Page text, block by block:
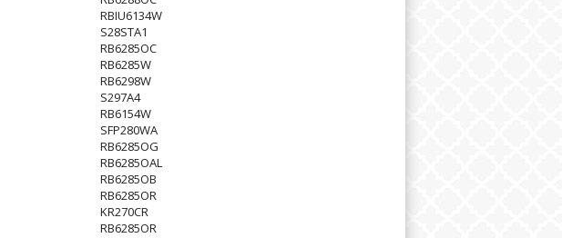
RBIU6134W
S28STA1
RB6285OC
RB6285W
RB6298W
S297A4
RB6154W
SFP280WA
RB6285OG
RB6285OAL
RB6285OB
RB6285OR
KR270CR
RB6285OR